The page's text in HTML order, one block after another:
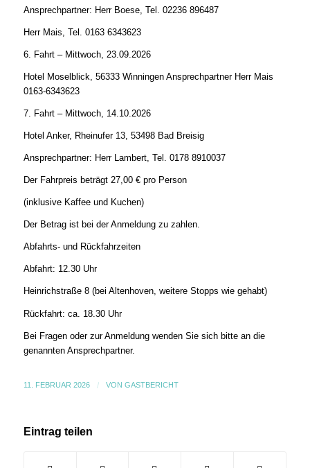
Ansprechpartner: Herr Boese, Tel. 02236 896487
Herr Mais, Tel. 0163 6343623
6. Fahrt – Mittwoch, 23.09.2026
Hotel Moselblick, 56333 Winningen Ansprechpartner Herr Mais
0163-6343623
7. Fahrt – Mittwoch, 14.10.2026
Hotel Anker, Rheinufer 13, 53498 Bad Breisig
Ansprechpartner: Herr Lambert, Tel. 0178 8910037
Der Fahrpreis beträgt 27,00 € pro Person
(inklusive Kaffee und Kuchen)
Der Betrag ist bei der Anmeldung zu zahlen.
Abfahrts- und Rückfahrzeiten
Abfahrt: 12.30 Uhr
Heinrichstraße 8 (bei Altenhoven, weitere Stopps wie gehabt)
Rückfahrt: ca. 18.30 Uhr
Bei Fragen oder zur Anmeldung wenden Sie sich bitte an die
genannten Ansprechpartner.
11. FEBRUAR 2026 / VON GASTBERICHT
Eintrag teilen